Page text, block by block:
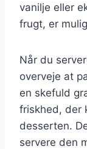
vanilje eller
frugt, er
Når du
overveje at
en skefuld
friskhed, der
desserten.
servere den